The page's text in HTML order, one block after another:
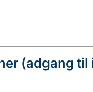
(adgang til